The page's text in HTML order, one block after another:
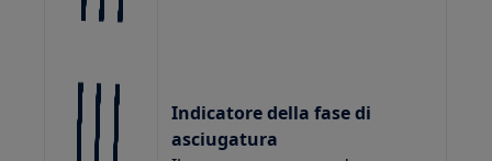
Indicatore della fase di
asciugatura